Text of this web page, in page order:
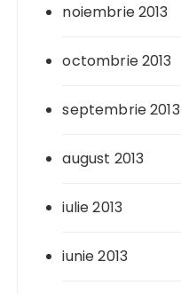
noiembrie 2013
octombrie 2013
septembrie 2013
august 2013
iulie 2013
iunie 2013